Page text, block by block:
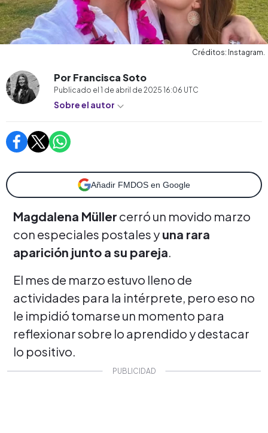
Créditos: Instagram.
Por Francisca Soto
Publicado el 1 de abril de 2025 16:06 UTC
Sobre el autor
Añadir FMDOS en Google
Magdalena Müller cerró un movido marzo
con especiales postales y una rara
aparición junto a su pareja.
El mes de marzo estuvo lleno de
actividades para la intérprete, pero eso no
le impidió tomarse un momento para
reflexionar sobre lo aprendido y destacar
lo positivo.